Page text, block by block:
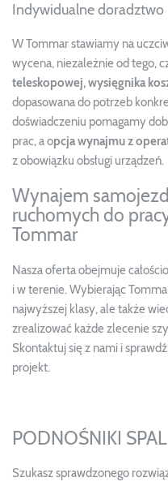
Indywidualne doradztwo
W Tommar stawiamy na
wycena, niezależnie od tego,
teleskopowej, wysięgnika
dopasowana do potrzeb
doświadczeniu pomagamy
prac, a opcja wynajmu z
z obowiązku obsługi urządzeń.
Wynajem
ruchomych do
Tommar
Nasza oferta obejmuje
i w terenie. Wybierając
najwyższej klasy, ale także
zrealizować każde zlecenie
Skontaktuj się z nami i
projekt.
PODNOŚNIKI
Szukasz sprawdzonego